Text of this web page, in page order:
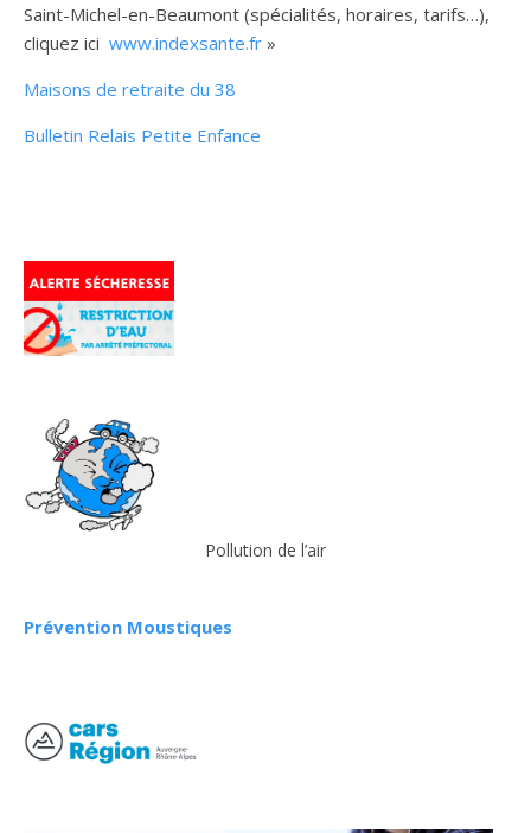
Saint-Michel-en-Beaumont (spécialités, horaires, tarifs…),
cliquez ici www.indexsante.fr »
Maisons de retraite du 38
Bulletin Relais Petite Enfance
Pollution de l’air
Prévention Moustiques